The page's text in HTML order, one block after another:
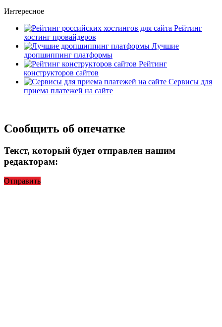
Интересное
Рейтинг
хостинг провайдеров
Лучшие
дропшиппинг платформы
Рейтинг
конструкторов сайтов
Сервисы для
приема платежей на сайте
Сообщить об опечатке
Текст, который будет отправлен нашим
редакторам:
Отправить